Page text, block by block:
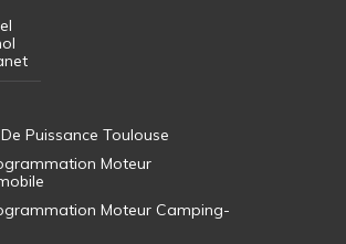
Puissance Toulouse
Moteur
Moteur Camping-